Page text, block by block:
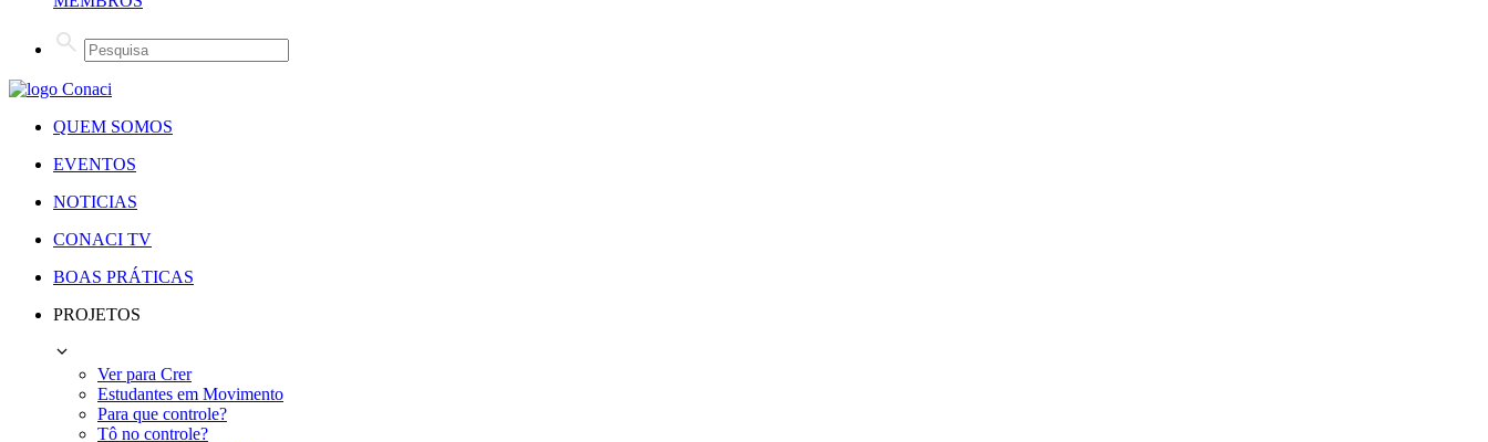
QUEM SOMOS
EVENTOS
NOTICIAS
CONACI TV
BOAS PRÁTICAS
PROJETOS
Ver para Crer
Estudantes em Movimento
Para que controle?
Tô no controle?